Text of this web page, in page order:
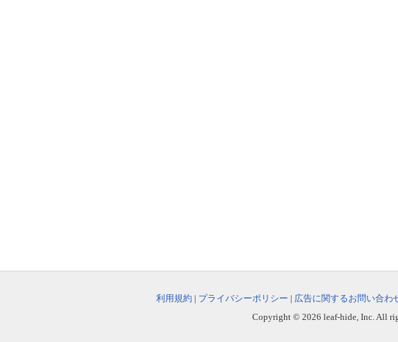
利用規約 | プライバシーポリシー | 広告に関するお問い合わ
Copyright © 2026 leaf-hide, Inc. All